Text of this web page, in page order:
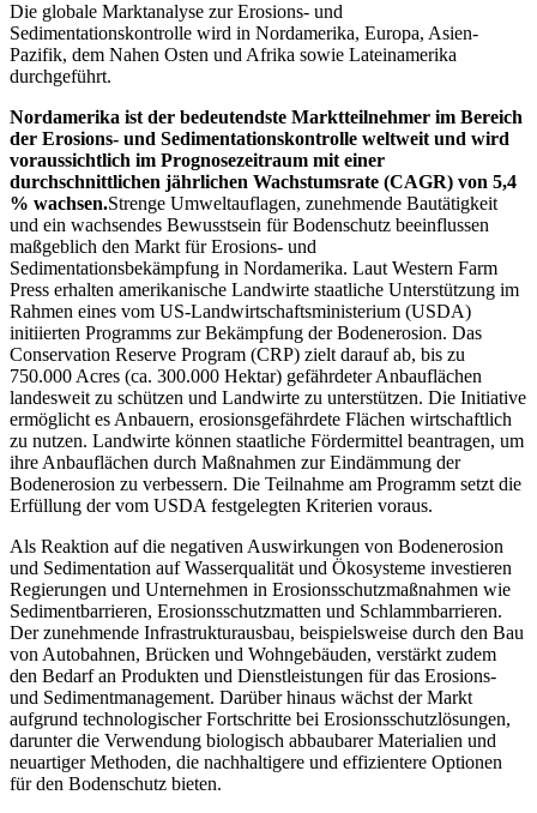
Die globale Marktanalyse zur Erosions- und
Sedimentationskontrolle wird in Nordamerika, Europa, Asien-
Pazifik, dem Nahen Osten und Afrika sowie Lateinamerika
durchgeführt.
Nordamerika ist der bedeutendste Marktteilnehmer im Bereich
der Erosions- und Sedimentationskontrolle weltweit und wird
voraussichtlich im Prognosezeitraum mit einer
durchschnittlichen jährlichen Wachstumsrate (CAGR) von 5,4
% wachsen.Strenge Umweltauflagen, zunehmende Bautätigkeit
und ein wachsendes Bewusstsein für Bodenschutz beeinflussen
maßgeblich den Markt für Erosions- und
Sedimentationsbekämpfung in Nordamerika. Laut Western Farm
Press erhalten amerikanische Landwirte staatliche Unterstützung im
Rahmen eines vom US-Landwirtschaftsministerium (USDA)
initiierten Programms zur Bekämpfung der Bodenerosion. Das
Conservation Reserve Program (CRP) zielt darauf ab, bis zu
750.000 Acres (ca. 300.000 Hektar) gefährdeter Anbauflächen
landesweit zu schützen und Landwirte zu unterstützen. Die Initiative
ermöglicht es Anbauern, erosionsgefährdete Flächen wirtschaftlich
zu nutzen. Landwirte können staatliche Fördermittel beantragen, um
ihre Anbauflächen durch Maßnahmen zur Eindämmung der
Bodenerosion zu verbessern. Die Teilnahme am Programm setzt die
Erfüllung der vom USDA festgelegten Kriterien voraus.
Als Reaktion auf die negativen Auswirkungen von Bodenerosion
und Sedimentation auf Wasserqualität und Ökosysteme investieren
Regierungen und Unternehmen in Erosionsschutzmaßnahmen wie
Sedimentbarrieren, Erosionsschutzmatten und Schlammbarrieren.
Der zunehmende Infrastrukturausbau, beispielsweise durch den Bau
von Autobahnen, Brücken und Wohngebäuden, verstärkt zudem
den Bedarf an Produkten und Dienstleistungen für das Erosions-
und Sedimentmanagement. Darüber hinaus wächst der Markt
aufgrund technologischer Fortschritte bei Erosionsschutzlösungen,
darunter die Verwendung biologisch abbaubarer Materialien und
neuartiger Methoden, die nachhaltigere und effizientere Optionen
für den Bodenschutz bieten.